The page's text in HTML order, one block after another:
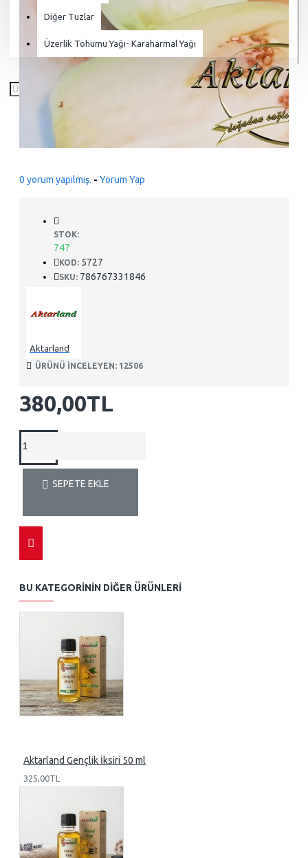
Diğer Tuzlar
Üzerlik Tohumu Yağı- Karaharmal Yağı
0 yorum yapılmış. - Yorum Yap
380,00TL
STOK:
747
KOD: 5727
SKU: 786767331846
Aktarland
ÜRÜNÜ INCELEYEN: 12506
SEPETE EKLE
BU KATEGORININ DIĞER ÜRÜNLERI
Aktarland Gençlik İksiri 50 ml
325,00TL